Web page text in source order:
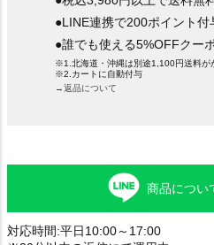
●LINE連携で200ポイント付
●誰でも使える5%OFFクー
※1.北海道・沖縄は別途1,100円送料が
※2.カートに自動付与
→返品について
商品につい
対応時間:平日10:00～17:00